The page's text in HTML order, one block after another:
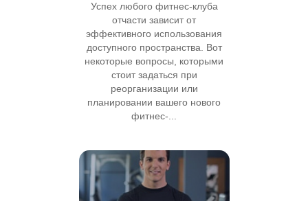
Успех любого фитнес-клуба
отчасти зависит от
эффективного использования
доступного пространства. Вот
некоторые вопросы, которыми
стоит задаться при
реорганизации или
планировании вашего нового
фитнес-...